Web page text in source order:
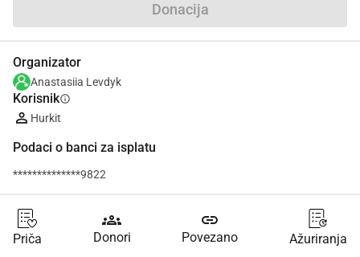
Donacija
Organizator
Anastasiia Levdyk
Korisnikinfo
Hurkit
Podaci o banci za isplatu
**************9822
Priča
groups
Donori
link
Povezano Ažuriranja